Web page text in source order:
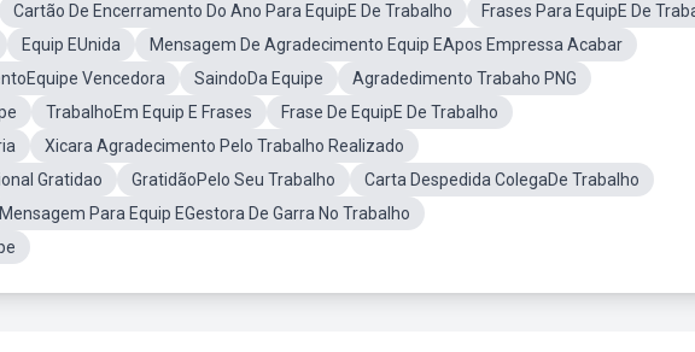
Cartão De Encerramento Do Ano Para EquipE De Trabalho
Frases Para EquipE De
Equip EUnida
Mensagem De Agradecimento Equip EApos Empressa Acabar
Vencedora SaindoDa Equipe
Agradedimento Trabaho PNG
TrabalhoEm Equip E Frases
Frase De EquipE De Trabalho
Xicara Agradecimento Pelo Trabalho Realizado
Gratidao
GratidãoPelo Seu Trabalho
Carta Despedida ColegaDe Trabalho
Mensagem Para Equip EGestora De Garra No Trabalho